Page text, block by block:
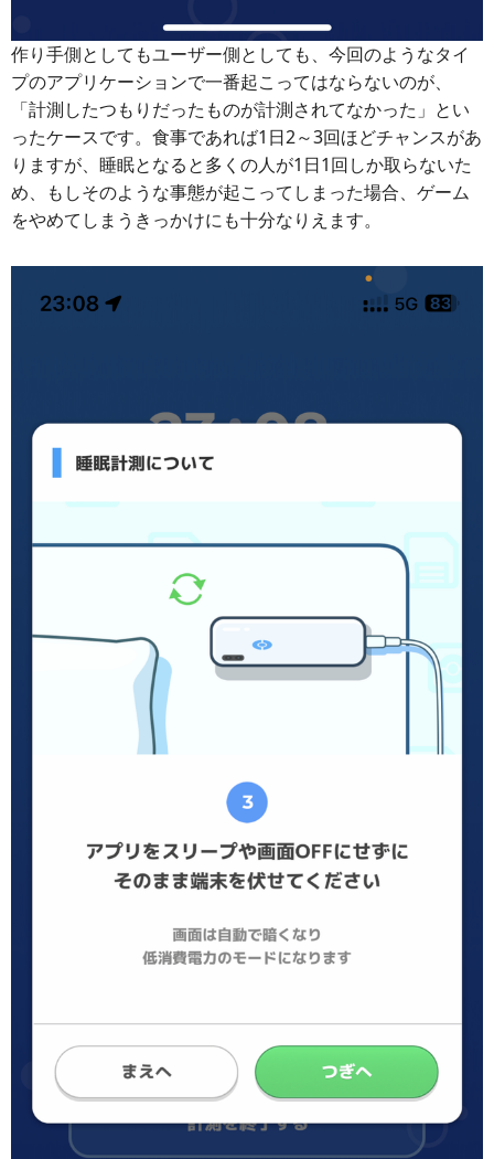
作り手側としてもユーザー側としても、今回のようなタイ
プのアプリケーションで一番起こってはならないのが、
「計測したつもりだったものが計測されてなかった」とい
ったケースです。食事であれば1日2～3回ほどチャンスがあ
りますが、睡眠となると多くの人が1日1回しか取らないた
め、もしそのような事態が起こってしまった場合、ゲーム
をやめてしまうきっかけにも十分なりえます。